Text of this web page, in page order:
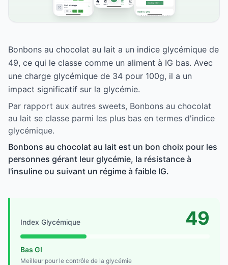
Bonbons au chocolat au lait a un indice glycémique de
49, ce qui le classe comme un aliment à IG bas. Avec
une charge glycémique de 34 pour 100g, il a un
impact significatif sur la glycémie.
Par rapport aux autres sweets, Bonbons au chocolat
au lait se classe parmi les plus bas en termes d'indice
glycémique.
Bonbons au chocolat au lait est un bon choix pour les
personnes gérant leur glycémie, la résistance à
l'insuline ou suivant un régime à faible IG.
Index Glycémique 49
Bas GI
Meilleur pour le contrôle de la glycémie